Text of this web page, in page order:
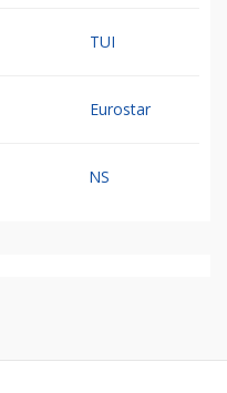
TUI
Eurostar
NS